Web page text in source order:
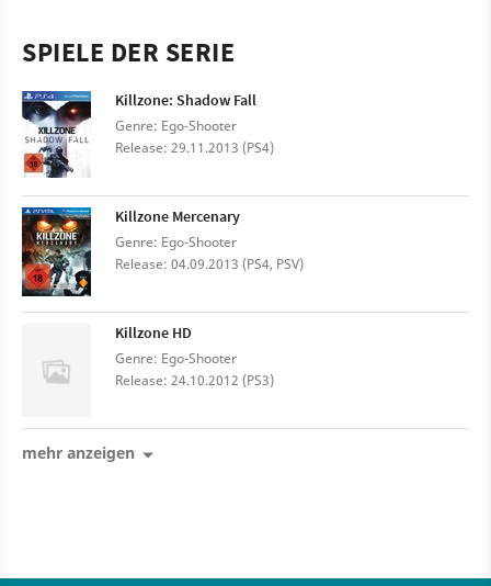
SPIELE DER SERIE
Killzone: Shadow Fall
Genre: Ego-Shooter
Release: 29.11.2013 (PS4)
Killzone Mercenary
Genre: Ego-Shooter
Release: 04.09.2013 (PS4, PSV)
Killzone HD
Genre: Ego-Shooter
Release: 24.10.2012 (PS3)
mehr anzeigen